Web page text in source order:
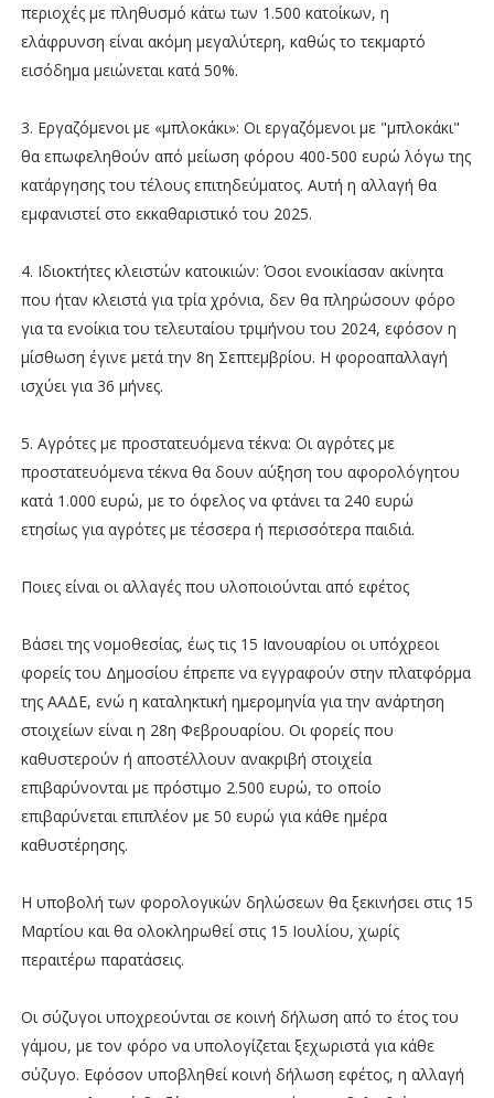
περιοχές με πληθυσμό κάτω των 1.500 κατοίκων, η
ελάφρυνση είναι ακόμη μεγαλύτερη, καθώς το τεκμαρτό
εισόδημα μειώνεται κατά 50%.
3. Εργαζόμενοι με «μπλοκάκι»: Οι εργαζόμενοι με "μπλοκάκι"
θα επωφεληθούν από μείωση φόρου 400-500 ευρώ λόγω της
κατάργησης του τέλους επιτηδεύματος. Αυτή η αλλαγή θα
εμφανιστεί στο εκκαθαριστικό του 2025.
4. Ιδιοκτήτες κλειστών κατοικιών: Όσοι ενοικίασαν ακίνητα
που ήταν κλειστά για τρία χρόνια, δεν θα πληρώσουν φόρο
για τα ενοίκια του τελευταίου τριμήνου του 2024, εφόσον η
μίσθωση έγινε μετά την 8η Σεπτεμβρίου. Η φοροαπαλλαγή
ισχύει για 36 μήνες.
5. Αγρότες με προστατευόμενα τέκνα: Οι αγρότες με
προστατευόμενα τέκνα θα δουν αύξηση του αφορολόγητου
κατά 1.000 ευρώ, με το όφελος να φτάνει τα 240 ευρώ
ετησίως για αγρότες με τέσσερα ή περισσότερα παιδιά.
Ποιες είναι οι αλλαγές που υλοποιούνται από εφέτος
Βάσει της νομοθεσίας, έως τις 15 Ιανουαρίου οι υπόχρεοι
φορείς του Δημοσίου έπρεπε να εγγραφούν στην πλατφόρμα
της ΑΑΔΕ, ενώ η καταληκτική ημερομηνία για την ανάρτηση
στοιχείων είναι η 28η Φεβρουαρίου. Οι φορείς που
καθυστερούν ή αποστέλλουν ανακριβή στοιχεία
επιβαρύνονται με πρόστιμο 2.500 ευρώ, το οποίο
επιβαρύνεται επιπλέον με 50 ευρώ για κάθε ημέρα
καθυστέρησης.
Η υποβολή των φορολογικών δηλώσεων θα ξεκινήσει στις 15
Μαρτίου και θα ολοκληρωθεί στις 15 Ιουλίου, χωρίς
περαιτέρω παρατάσεις.
Οι σύζυγοι υποχρεούνται σε κοινή δήλωση από το έτος του
γάμου, με τον φόρο να υπολογίζεται ξεχωριστά για κάθε
σύζυγο. Εφόσον υποβληθεί κοινή δήλωση εφέτος, η αλλαγή